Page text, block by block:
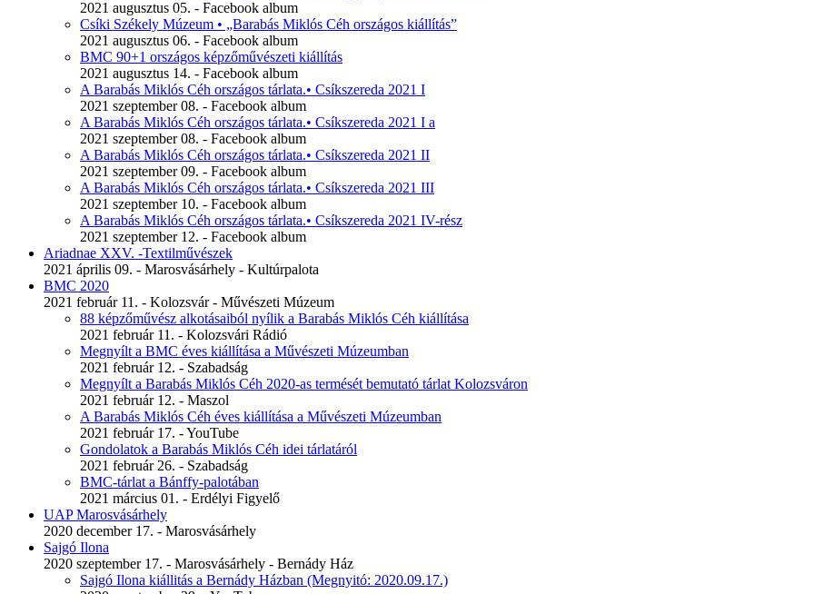
2021 augusztus 05. - Facebook album
Csíki Székely Múzeum • „Barabás Miklós Céh országos kiállítás”
2021 augusztus 06. - Facebook album
BMC 90+1 országos képzőművészeti kiállítás
2021 augusztus 14. - Facebook album
A Barabás Miklós Céh országos tárlata.• Csíkszereda 2021 I
2021 szeptember 08. - Facebook album
A Barabás Miklós Céh országos tárlata.• Csíkszereda 2021 I a
2021 szeptember 08. - Facebook album
A Barabás Miklós Céh országos tárlata.• Csíkszereda 2021 II
2021 szeptember 09. - Facebook album
A Barabás Miklós Céh országos tárlata.• Csíkszereda 2021 III
2021 szeptember 10. - Facebook album
A Barabás Miklós Céh országos tárlata.• Csíkszereda 2021 IV-rész
2021 szeptember 12. - Facebook album
Ariadnae XXV. -Textilművészek
2021 április 09. - Marosvásárhely - Kultúrpalota
BMC 2020
2021 február 11. - Kolozsvár - Művészeti Múzeum
88 képzőművész alkotásaiból nyílik a Barabás Miklós Céh kiállítása
2021 február 11. - Kolozsvári Rádió
Megnyílt a BMC éves kiállítása a Művészeti Múzeumban
2021 február 12. - Szabadság
Megnyílt a Barabás Miklós Céh 2020-as termését bemutató tárlat Kolozsváron
2021 február 12. - Maszol
A Barabás Miklós Céh éves kiállítása a Művészeti Múzeumban
2021 február 17. - YouTube
Gondolatok a Barabás Miklós Céh idei tárlatáról
2021 február 26. - Szabadság
BMC-tárlat a Bánffy-palotában
2021 március 01. - Erdélyi Figyelő
UAP Marosvásárhely
2020 december 17. - Marosvásárhely
Sajgó Ilona
2020 szeptember 17. - Marosvásárhely - Bernády Ház
Sajgó Ilona kiállitás a Bernády Házban (Megnyitó: 2020.09.17.)